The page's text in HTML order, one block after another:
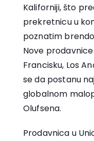
Kaliforniji, što
prekretnicu u
poznatim
Nove
Francisku, Los
se da postanu
globalnom
Olufsena.
Prodavnica u